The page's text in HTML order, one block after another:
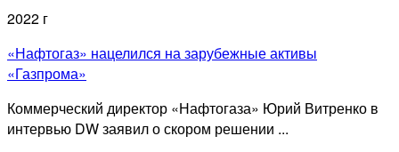
2022 г
«Нафтогаз» нацелился на зарубежные активы
«Газпрома»
Коммерческий директор «Нафтогаза» Юрий Витренко в
интервью DW заявил о скором решении ...